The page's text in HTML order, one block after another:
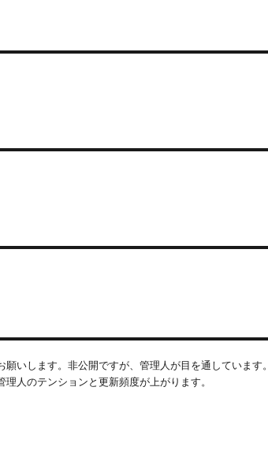
いします。非公開ですが、管理人が目を通しています。
人のテンションと更新頻度が上がります。